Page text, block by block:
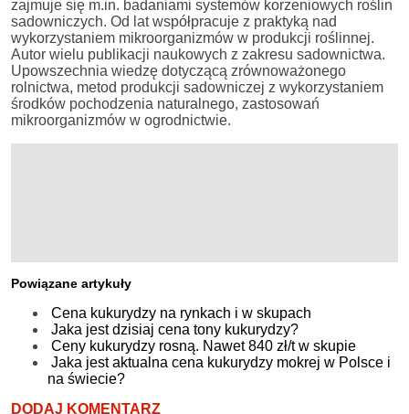
zajmuje się m.in. badaniami systemów korzeniowych roślin
sadowniczych. Od lat współpracuje z praktyką nad
wykorzystaniem mikroorganizmów w produkcji roślinnej.
Autor wielu publikacji naukowych z zakresu sadownictwa.
Upowszechnia wiedzę dotyczącą zrównoważonego
rolnictwa, metod produkcji sadowniczej z wykorzystaniem
środków pochodzenia naturalnego, zastosowań
mikroorganizmów w ogrodnictwie.
Powiązane artykuły
Cena kukurydzy na rynkach i w skupach
Jaka jest dzisiaj cena tony kukurydzy?
Ceny kukurydzy rosną. Nawet 840 zł/t w skupie
Jaka jest aktualna cena kukurydzy mokrej w Polsce i
na świecie?
DODAJ KOMENTARZ